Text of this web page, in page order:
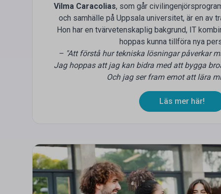
Vilma Caracolias, som går
och samhälle på Uppsala universitet, är en av
Hon har en tvärvetenskaplig bakgrund, IT
hoppas kunna tillföra nya
– "Att förstå hur tekniska lösningar påverkar
Jag hoppas att jag kan bidra med att bygga
Och jag ser fram emot att lära
Läs mer här!